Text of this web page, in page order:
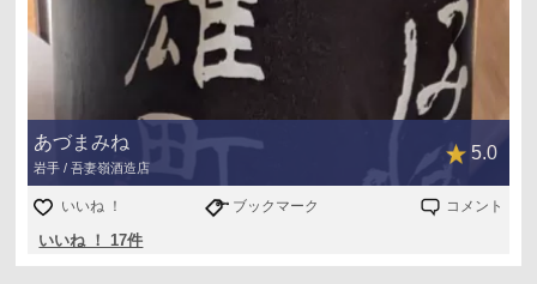
あづまみね
岩手 / 吾妻嶺酒造店
5.0
いいね ！ ブックマーク コメント
いいね ！ 17件